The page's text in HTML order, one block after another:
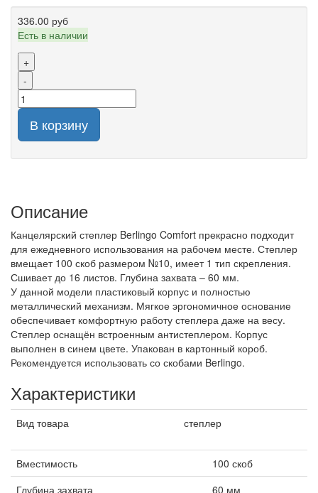
336.00 руб
Есть в наличии
+
-
В корзину
Описание
Канцелярский степлер Berlingo Comfort прекрасно подходит
для ежедневного использования на рабочем месте. Степлер
вмещает 100 скоб размером №10, имеет 1 тип скрепления.
Сшивает до 16 листов. Глубина захвата – 60 мм.
У данной модели пластиковый корпус и полностью
металлический механизм. Мягкое эргономичное основание
обеспечивает комфортную работу степлера даже на весу.
Степлер оснащён встроенным антистеплером. Корпус
выполнен в синем цвете. Упакован в картонный короб.
Рекомендуется использовать со скобами Berlingo.
Характеристики
Вид товара степлер
Вместимость
100 скоб
Глубина захвата
60 мм